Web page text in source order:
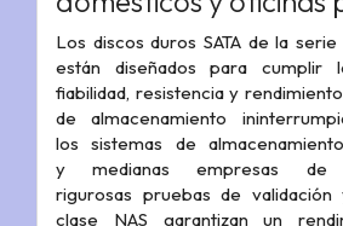
Los discos duros SATA de la
están diseñados para cumplir
fiabilidad, resistencia y
de almacenamiento
los sistemas de
y medianas empresas de
rigurosas pruebas de
clase NAS garantizan un